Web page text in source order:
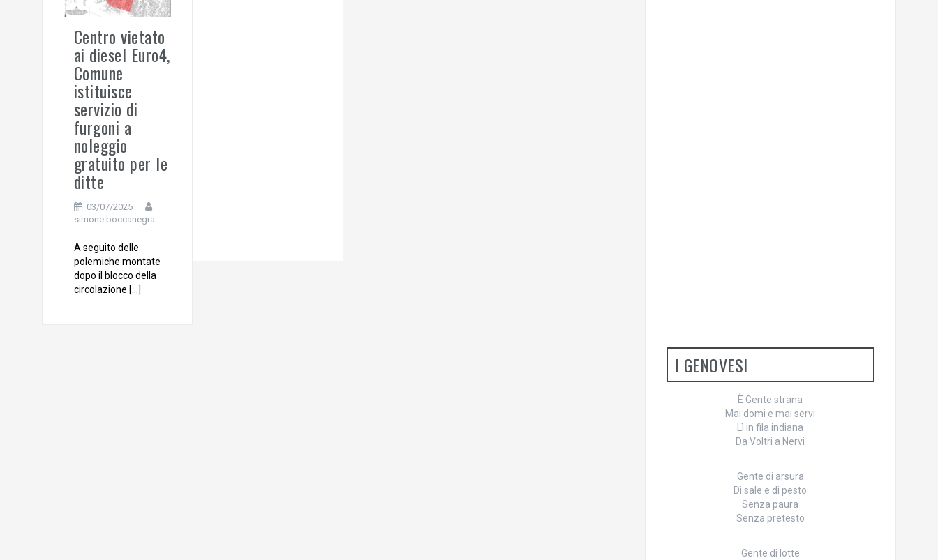
Centro vietato
ai diesel Euro4,
Comune
istituisce
servizio di
furgoni a
noleggio
gratuito per le
ditte
03/07/2025
simone boccanegra
A seguito delle
polemiche montate
dopo il blocco della
circolazione […]
I GENOVESI
È Gente strana
Mai domi e mai servi
Lì in fila indiana
Da Voltri a Nervi
Gente di arsura
Di sale e di pesto
Senza paura
Senza pretesto
Gente di lotte